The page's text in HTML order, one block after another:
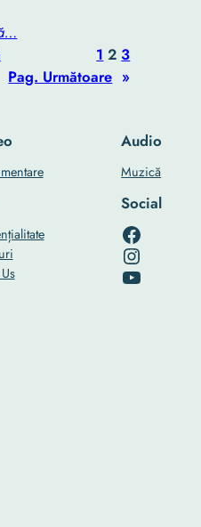
1 2 3
Pag. Următoare »
Audio
Muzică
Social
RO-mondo's Facebook page
RO-mondo's Instagram profile
RO-mondo's Youtube channel